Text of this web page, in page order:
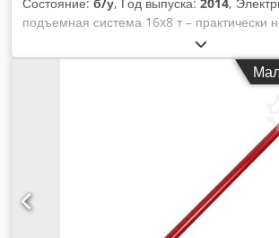
подъемная система 16x8 т – практически
использовалась, состояние как новое!
350.000€. Идеально подходит для
арендных парках, мастерских и
предъявляющих самые высокие
безопасности и гибкости. Технические
Грузоподъемность одного подъемника: 80
грузоподъемность системы: 1280 кН (128 т)
подъемников: 16 Высота подъема: 2400
площадь подъемника: уровень головки
положение захватов: 350 мм выше уровня
Ограничение подъема с отключением: